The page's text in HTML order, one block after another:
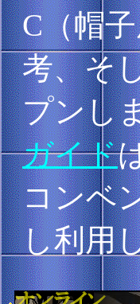
C（帽
考、そ
プンし
ガイド
コンベ
し利用